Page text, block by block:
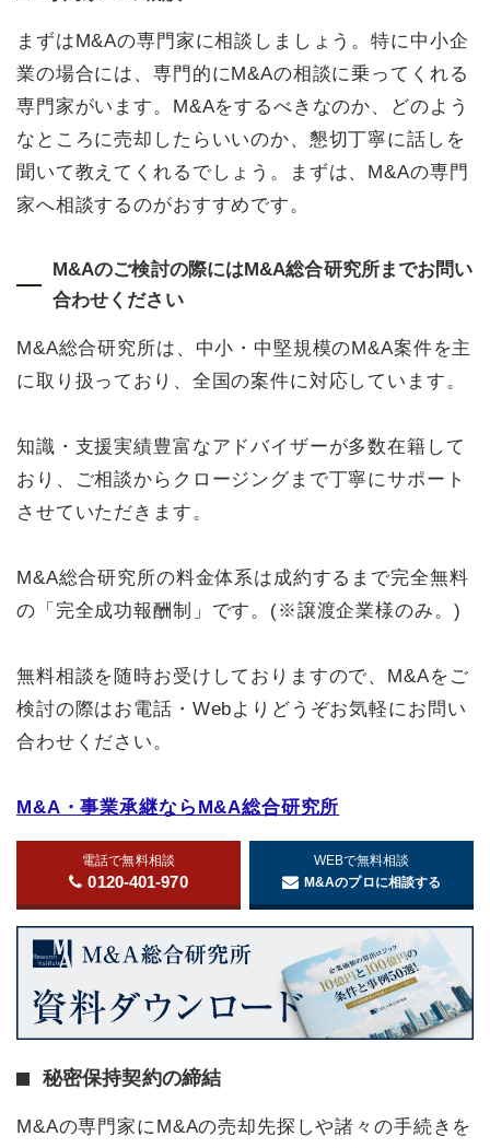
まずはM&Aの専門家に相談しましょう。特に中小企
業の場合には、専門的にM&Aの相談に乗ってくれる
専門家がいます。M&Aをするべきなのか、どのよう
なところに売却したらいいのか、懇切丁寧に話しを
聞いて教えてくれるでしょう。まずは、M&Aの専門
家へ相談するのがおすすめです。
M&Aのご検討の際にはM&A総合研究所までお問い
合わせください
M&A総合研究所は、中小・中堅規模のM&A案件を主
に取り扱っており、全国の案件に対応しています。
知識・支援実績豊富なアドバイザーが多数在籍して
おり、ご相談からクロージングまで丁寧にサポート
させていただきます。
M&A総合研究所の料金体系は成約するまで完全無料
の「完全成功報酬制」です。(※譲渡企業様のみ。)
無料相談を随時お受けしておりますので、M&Aをご
検討の際はお電話・Webよりどうぞお気軽にお問い
合わせください。
M&A・事業承継ならM&A総合研究所
電話で無料相談
0120-401-970
WEBで無料相談
M&Aのプロに相談する
秘密保持契約の締結
M&Aの専門家にM&Aの売却先探しや諸々の手続きを